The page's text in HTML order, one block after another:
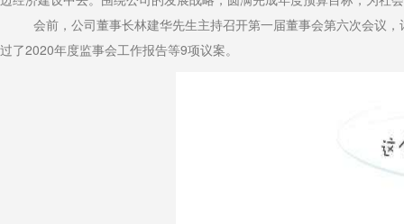
会前，公司董事长林建华先生主持召开第一届董事会第六次会议，
过了2020年度监事会工作报告等9项议案。